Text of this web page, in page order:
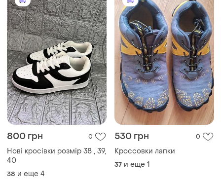
800 грн 0
Нові кросівки розмір 38 , 39,
40
38 и еще 4
530 грн 0
Кроссовки лапки
37 и еще 1